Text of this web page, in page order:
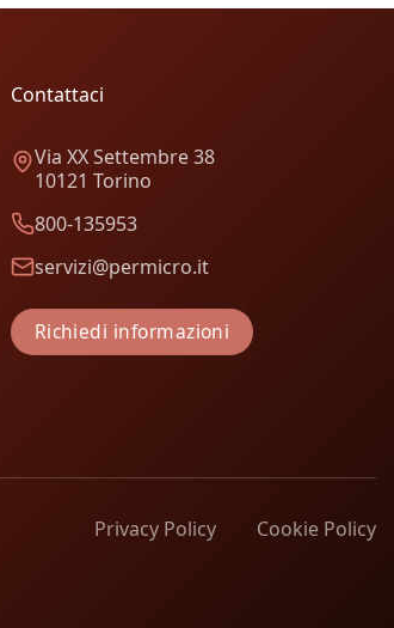
Contattaci
Via XX Settembre 38
10121 Torino
800-135953
servizi@permicro.it
Richiedi informazioni
Privacy Policy Cookie Policy